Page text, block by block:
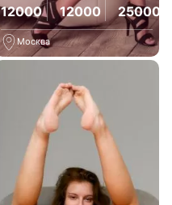
12000 12000 25000
Москва